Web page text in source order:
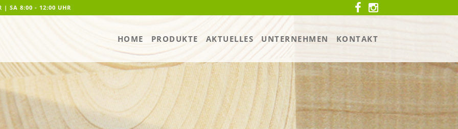
| SA 8:00 - 12:00 UHR
HOME PRODUKTE AKTUELLES UNTERNEHMEN KONTAKT